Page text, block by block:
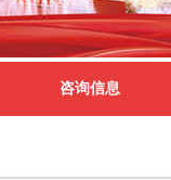
咨询信息